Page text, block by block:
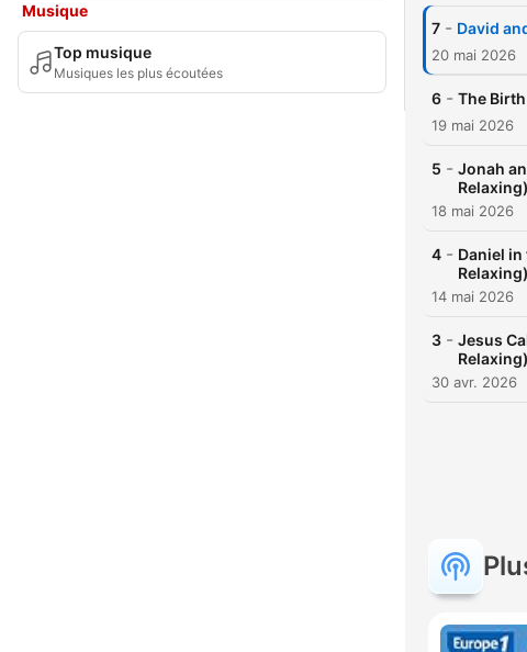
Musique
Top musique
Musiques les plus écoutées
7 - David
20 mai 2026
6 - The
19 mai 2026
5 - Jonah
Relaxing)
18 mai 2026
4 - Daniel in
Relaxing)
14 mai 2026
3 - Jesus
Relaxing)
30 avr. 2026